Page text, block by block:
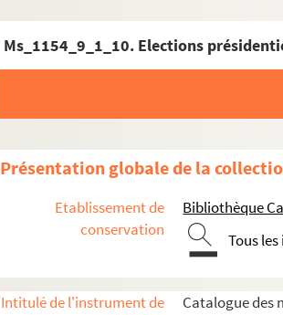
Ms_1154_9_1_10. Elections
Présentation globale de la
Etablissement de
conservation
Bibliothèque
Tous
Intitulé de l'instrument de
Catalogue des
Ms_1154_1. Oeuvre écrite
Ms_1154_3. Editeurs, traducteurs et droits
Ms_1154_4. Autres activités littéraires
Ms_1154_6. Vendredi